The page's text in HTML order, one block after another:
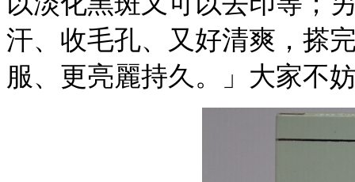
汗、收毛孔、又好清爽，搽
服、更亮麗持久。」大家不